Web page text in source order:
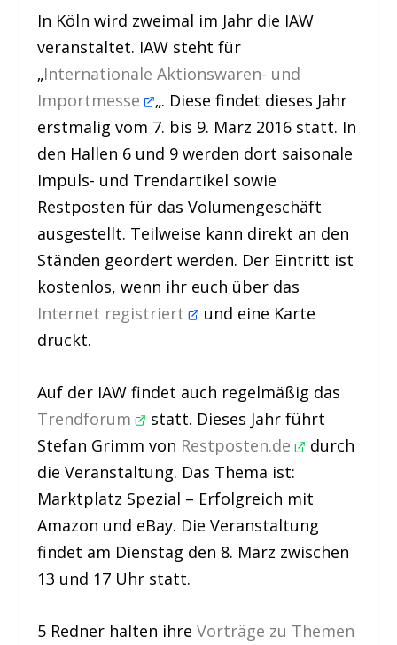
In Köln wird zweimal im Jahr die IAW
veranstaltet. IAW steht für
„Internationale Aktionswaren- und
Importmesse „. Diese findet dieses Jahr
erstmalig vom 7. bis 9. März 2016 statt. In
den Hallen 6 und 9 werden dort saisonale
Impuls- und Trendartikel sowie
Restposten für das Volumengeschäft
ausgestellt. Teilweise kann direkt an den
Ständen geordert werden. Der Eintritt ist
kostenlos, wenn ihr euch über das
Internet registriert
und eine Karte
druckt.
Auf der IAW findet auch regelmäßig das
Trendforum
statt. Dieses Jahr führt
Stefan Grimm von Restposten.de
durch
die Veranstaltung. Das Thema ist:
Marktplatz Spezial – Erfolgreich mit
Amazon und eBay. Die Veranstaltung
findet am Dienstag den 8. März zwischen
13 und 17 Uhr statt.
5 Redner halten ihreVorträge zu Themen